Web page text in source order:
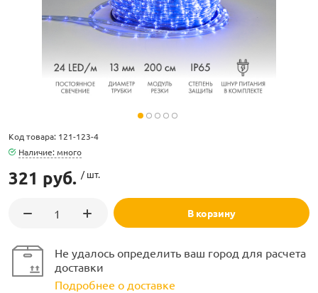
Код товара: 121-123-4
Наличие: много
321 руб. / шт.
В корзину
Не удалось определить ваш город для расчета
доставки
Подробнее о доставке